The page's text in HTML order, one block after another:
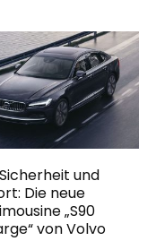
und
Die neue
„S90
von Volvo